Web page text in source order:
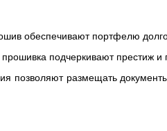
обеспечивают портфелю
подчеркивают престиж и
позволяют размещать